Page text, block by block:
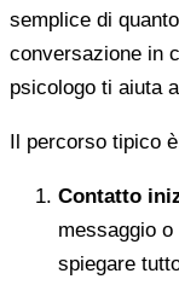
semplice di
conversazione in
psicologo ti aiuta
Il percorso tipico
Contatto
messaggio
spiegare